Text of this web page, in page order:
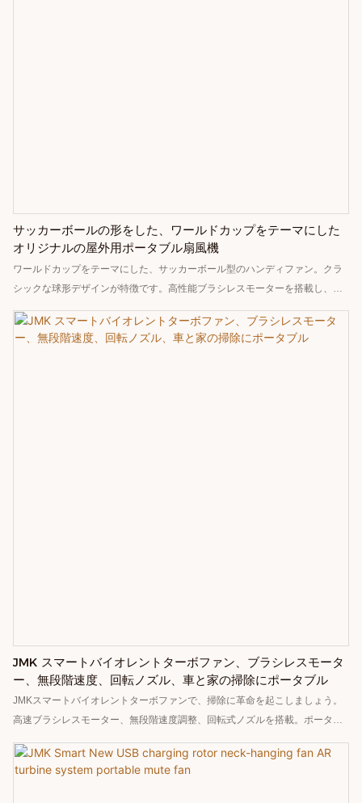
サッカーボールの形をした、ワールドカップをテーマにした
オリジナルの屋外用ポータブル扇風機
ワールドカップをテーマにした、サッカーボール型のハンディファン。クラ
シックな球形デザインが特徴です。高性能ブラシレスモーターを搭載し、風
最大180分間の使用が可能で、デジタル電源表示とマルチ充電に対応してい
ます。重量はわずか257gと軽量で持ち運びやすく、夏の涼をとるための便利
JMK スマートバイオレントターボファン、ブラシレスモータ
ー、無段階速度、回転ノズル、車と家の掃除にポータブル
JMKスマートバイオレントターボファンで、掃除に革命を起こしましょう。
高速ブラシレスモーター、無段階速度調整、回転式ノズルを搭載。ポータブ
電製品、そして掃除のあらゆる分野に最適です。